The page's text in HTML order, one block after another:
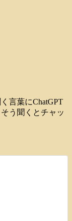
言葉にChatGPT
う聞くとチャッ